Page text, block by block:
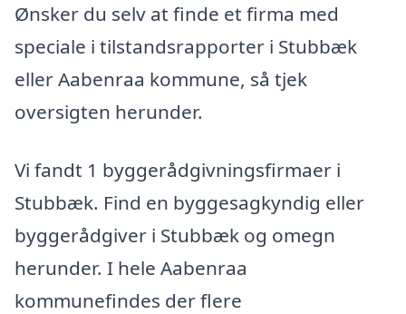
Ønsker du selv at finde et firma med
speciale i tilstandsrapporter i Stubbæk
eller Aabenraa kommune, så tjek
oversigten herunder.
Vi fandt 1 byggerådgivningsfirmaer i
Stubbæk. Find en byggesagkyndig eller
byggerådgiver i Stubbæk og omegn
herunder. I hele Aabenraa
kommunefindes der flere